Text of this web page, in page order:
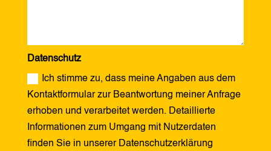
Datenschutz
Ich stimme zu, dass meine Angaben aus dem
Kontaktformular zur Beantwortung meiner Anfrage
erhoben und verarbeitet werden. Detaillierte
Informationen zum Umgang mit Nutzerdaten
finden Sie in unserer Datenschutzerklärung